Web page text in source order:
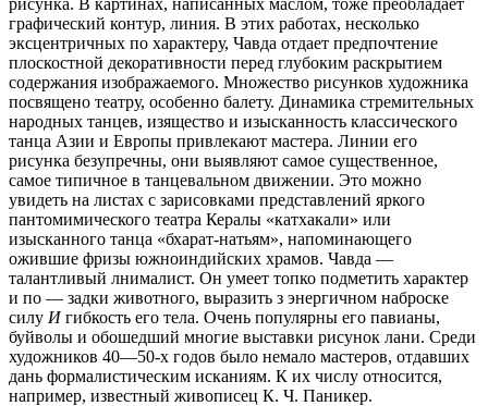
рисунка. В картинах, написанных маслом, тоже преобладает
графический контур, линия. В этих работах, несколько
эксцентричных по характеру, Чавда отдает предпочтение
плоскостной декоративности перед глубоким раскрытием
содержания изображаемого. Множество рисунков художника
посвящено театру, особенно балету. Динамика стремительных
народных танцев, изящество и изысканность классического
танца Азии и Европы привлекают мастера. Линии его
рисунка безупречны, они выявляют самое существенное,
самое типичное в танцевальном движении. Это можно
увидеть на листах с зарисовками представлений яркого
пантомимического театра Кералы «катхакали» или
изысканного танца «бхарат-натьям», напоминающего
ожившие фризы южноиндийских храмов. Чавда —
талантливый лнималист. Он умеет топко подметить характер
и по — задки животного, выразить з энергичном наброске
силу Игибкость его тела. Очень популярны его павианы,
буйволы и обошедший многие выставки рисунок лани. Среди
художников 40—50-х годов было немало мастеров, отдавших
дань формалистическим исканиям. К их числу относится,
например, известный живописец К. Ч. Паникер.